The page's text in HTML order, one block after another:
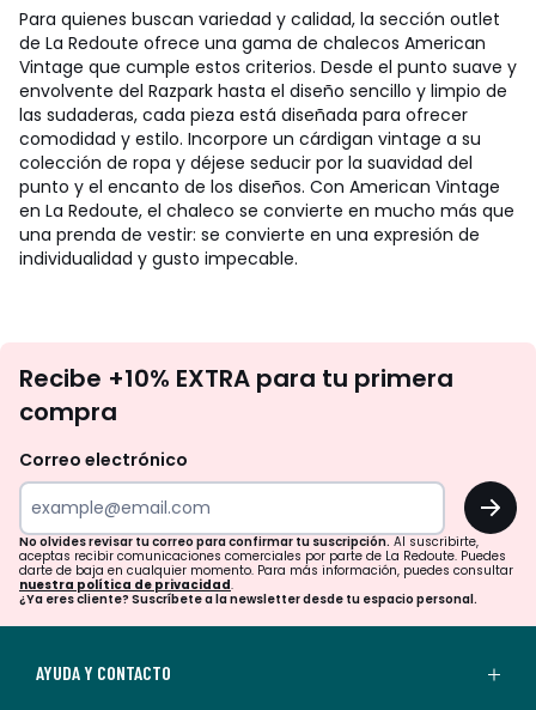
Para quienes buscan variedad y calidad, la sección outlet
de La Redoute ofrece una gama de chalecos American
Vintage que cumple estos criterios. Desde el punto suave y
envolvente del Razpark hasta el diseño sencillo y limpio de
las sudaderas, cada pieza está diseñada para ofrecer
comodidad y estilo. Incorpore un cárdigan vintage a su
colección de ropa y déjese seducir por la suavidad del
punto y el encanto de los diseños. Con American Vintage
en La Redoute, el chaleco se convierte en mucho más que
una prenda de vestir: se convierte en una expresión de
individualidad y gusto impecable.
te
tu
para
confirmar
tu
suscripción.
Recibe +10% EXTRA para tu primera
compra
Correo electrónico
OK
No olvides revisar tu correo para confirmar tu suscripción. Al suscribirte,
aceptas recibir comunicaciones comerciales por parte de La Redoute. Puedes
darte de baja en cualquier momento. Para más información, puedes consultar
nuestra política de privacidad.
¿Ya eres cliente? Suscríbete a la newsletter desde tu espacio personal.
AYUDA Y CONTACTO